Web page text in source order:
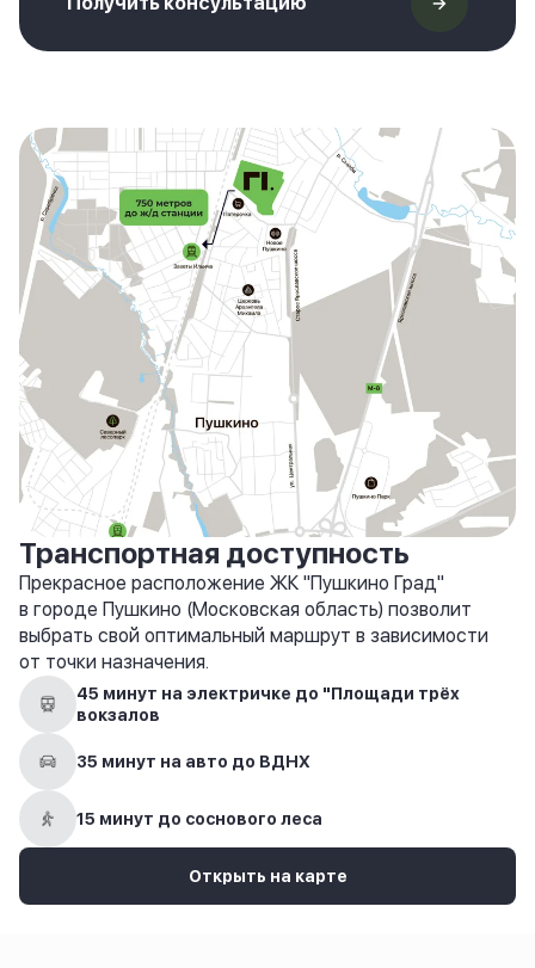
Транспортная доступность
Прекрасное расположение ЖК "Пушкино Град"
в городе Пушкино (Московская область) позволит
выбрать свой оптимальный маршрут в зависимости
от точки назначения.
45 минут на электричке до "Площади трёх
вокзалов
35 минут на авто до ВДНХ
15 минут до соснового леса
Открыть на карте